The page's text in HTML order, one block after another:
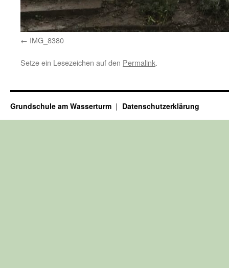
IMG_8380
Setze ein Lesezeichen auf den Permalink.
Grundschule am Wasserturm Datenschutzerklärung